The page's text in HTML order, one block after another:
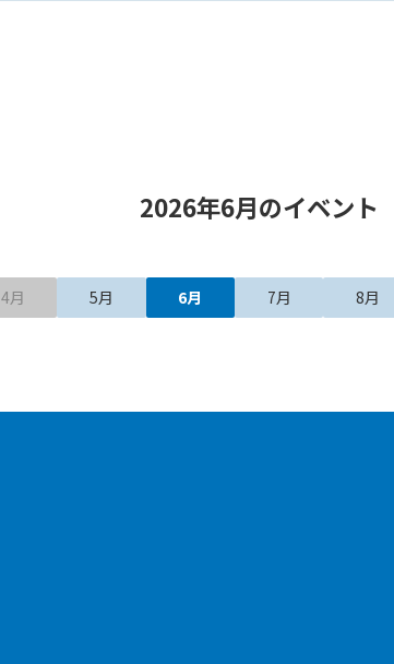
2026年6月のイベント
4月 5月 6月 7月 8月